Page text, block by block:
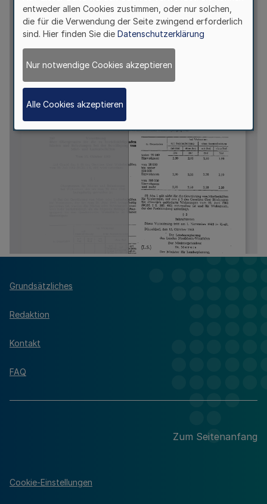
Grundsätzliches
Redaktion
Kontakt
FAQ
Zum Seitenanfang
Cookie-Einstellungen
entweder allen Cookies zustimmen, oder nur solchen,
die für die Verwendung der Seite zwingend erforderlich
sind. Hier finden Sie die Datenschutzerklärung
Nur notwendige Cookies akzeptieren
Alle Cookies akzeptieren